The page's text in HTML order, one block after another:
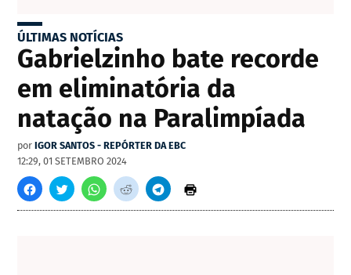
ÚLTIMAS NOTÍCIAS
Gabrielzinho bate recorde
em eliminatória da
natação na Paralimpíada
por IGOR SANTOS - REPÓRTER DA EBC
12:29, 01 SETEMBRO 2024